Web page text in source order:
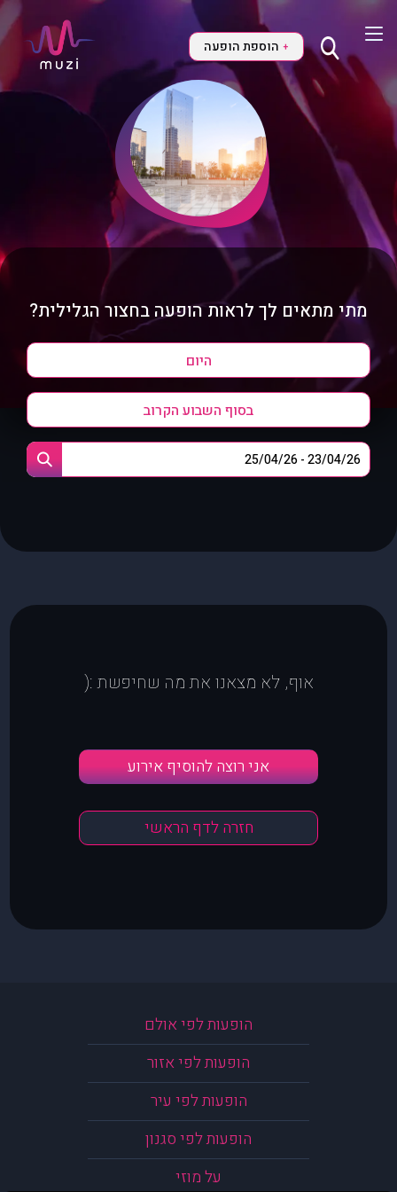
+ הוספת הופעה
מתי מתאים לך לראות הופעה בחצור הגלילית?
היום
בסוף השבוע הקרוב
אוף, לא מצאנו את מה שחיפשת :(
אני רוצה להוסיף אירוע
חזרה לדף הראשי
הופעות לפי אולם
הופעות לפי אזור
הופעות לפי עיר
הופעות לפי סגנון
על מוזי